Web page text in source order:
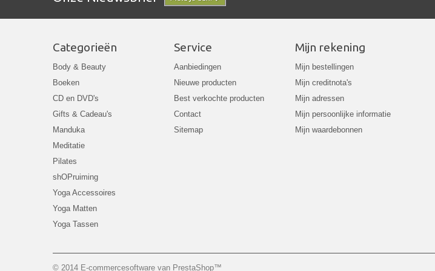
Categorieën
Body & Beauty
Boeken
CD en DVD's
Gifts & Cadeau's
Manduka
Meditatie
Pilates
shOPruiming
Yoga Accessoires
Yoga Matten
Yoga Tassen
Service
Aanbiedingen
Nieuwe producten
Best verkochte producten
Contact
Sitemap
© 2014 E-commercesoftware van PrestaShop™
Mijn rekening
Mijn bestellingen
Mijn creditnota's
Mijn adressen
Mijn persoonlijke informatie
Mijn waardebonnen